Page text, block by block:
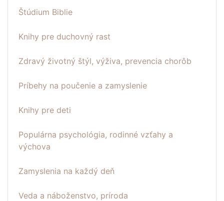
Štúdium Biblie
Knihy pre duchovný rast
Zdravý životný štýl, výživa, prevencia chorôb
Príbehy na poučenie a zamyslenie
Knihy pre deti
Populárna psychológia, rodinné vzťahy a
výchova
Zamyslenia na každý deň
Veda a náboženstvo, príroda